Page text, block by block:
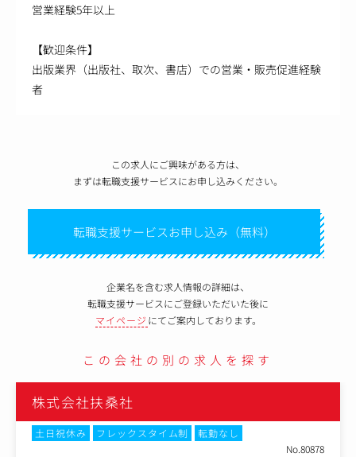
営業経験5年以上
【歓迎条件】
出版業界（出版社、取次、書店）での営業・販売促進経験
者
この求人にご興味がある方は、
まずは転職支援サービスにお申し込みください。
転職支援サービスお申し込み（無料）
企業名を含む求人情報の詳細は、
転職支援サービスにご登録いただいた後に
マイページ にてご案内しております。
この会社の別の求人を探す
土日祝休み フレックスタイム制